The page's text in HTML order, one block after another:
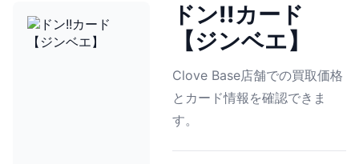
ドン!!カード
【ジンベエ】
Clove Base店舗での買取価格
とカード情報を確認できま
す。